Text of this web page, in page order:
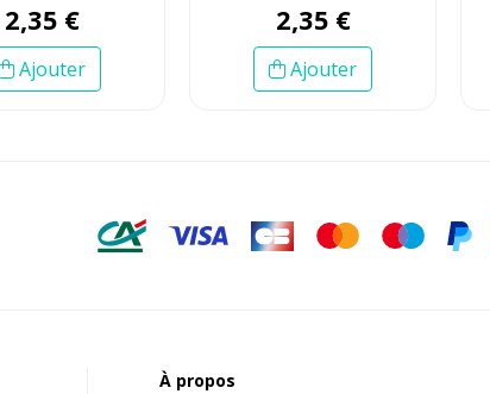
2,35 €
Ajouter
2,35 €
Ajouter
À propos